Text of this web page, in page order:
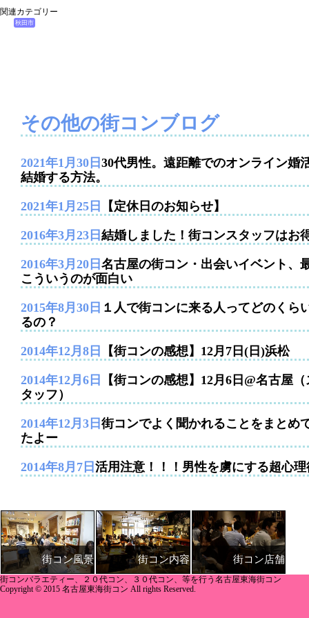
関連カテゴリー
秋田市
その他の街コンブログ
2021年1月30日 30代男性。遠距離でのオンライン婚
結婚する方法。
2021年1月25日 【定休日のお知らせ】
2016年3月23日 結婚しました！街コンスタッフはお
2016年3月20日 名古屋の街コン・出会いイベント、
こういうのが面白い
2015年8月30日 １人で街コンに来る人ってどのくら
るの？
2014年12月8日 【街コンの感想】12月7日(日)浜松
2014年12月6日
【街コンの感想】12月6日@名古屋（
タッフ）
2014年12月3日 街コンでよく聞かれることをまとめ
たよー
2014年8月7日 活用注意！！！男性を虜にする超心理
街コン風景 街コン内容 街コン店舗
街コンバラエティー、２０代コン、３０代コン、等を行う名古屋東海街コン
Copyright © 2015 名古屋東海街コン All rights Reserved.